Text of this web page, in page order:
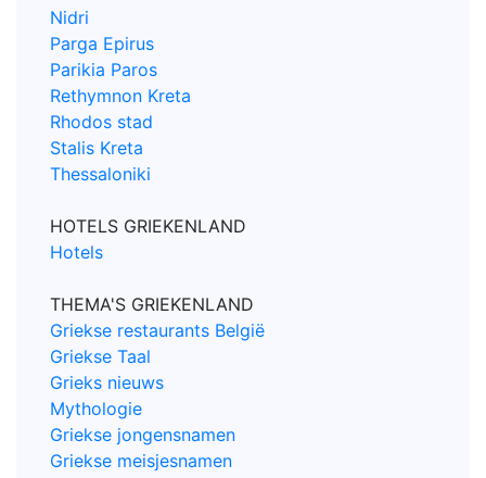
Nidri
Parga Epirus
Parikia Paros
Rethymnon Kreta
Rhodos stad
Stalis Kreta
Thessaloniki
HOTELS GRIEKENLAND
Hotels
THEMA'S GRIEKENLAND
Griekse restaurants België
Griekse Taal
Grieks nieuws
Mythologie
Griekse jongensnamen
Griekse meisjesnamen